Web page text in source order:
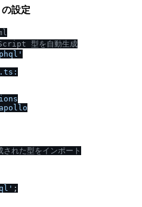
設定
型を自動生成
された型をインポート
;